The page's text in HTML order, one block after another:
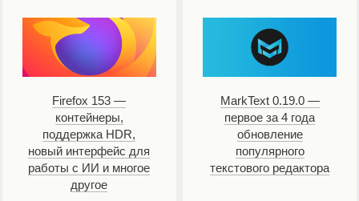
Firefox 153 —
контейнеры,
поддержка HDR,
новый интерфейс для
работы с ИИ и многое
другое
MarkText 0.19.0 —
первое за 4 года
обновление
популярного
текстового редактора